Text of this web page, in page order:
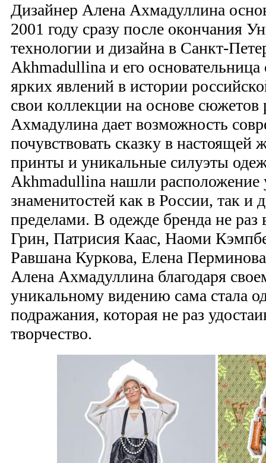
Дизайнер Алена Ахмадуллина
2001 году сразу после окончания
технологии и дизайна в Санкт-
Akhmadullina и его
ярких явлений в истории
свои коллекции на основе сюжетов
Ахмадулина дает возможность
почувствовать сказку в
принты и уникальные силуэты
Akhmadullina нашли расположение
знаменитостей как в России, так и
пределами. В одежде бренда не раз
Грин, Патрисия Каас, Наоми
Равшана Куркова, Елена
Алена Ахмадуллина благодаря
уникальному видению сама стала
подражания, которая не раз
творчество.